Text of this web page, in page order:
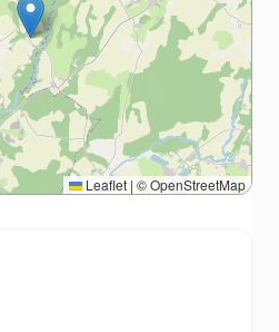
Leaflet | ©OpenStreetMap